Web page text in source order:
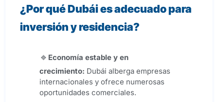
¿Por qué Dubái es adecuado para
inversión y residencia?
Economía estable y en
crecimiento: Dubái alberga empresas
internacionales y ofrece numerosas
oportunidades comerciales.